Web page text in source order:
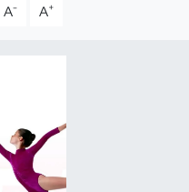
A- A+